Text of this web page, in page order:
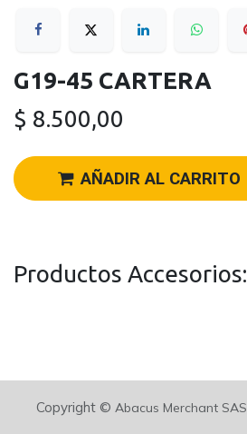
G19-45 CARTERA
$ 8.500,00
AÑADIR AL CARRITO
Productos Accesorios:
Copyright © Abacus Merchant SAS